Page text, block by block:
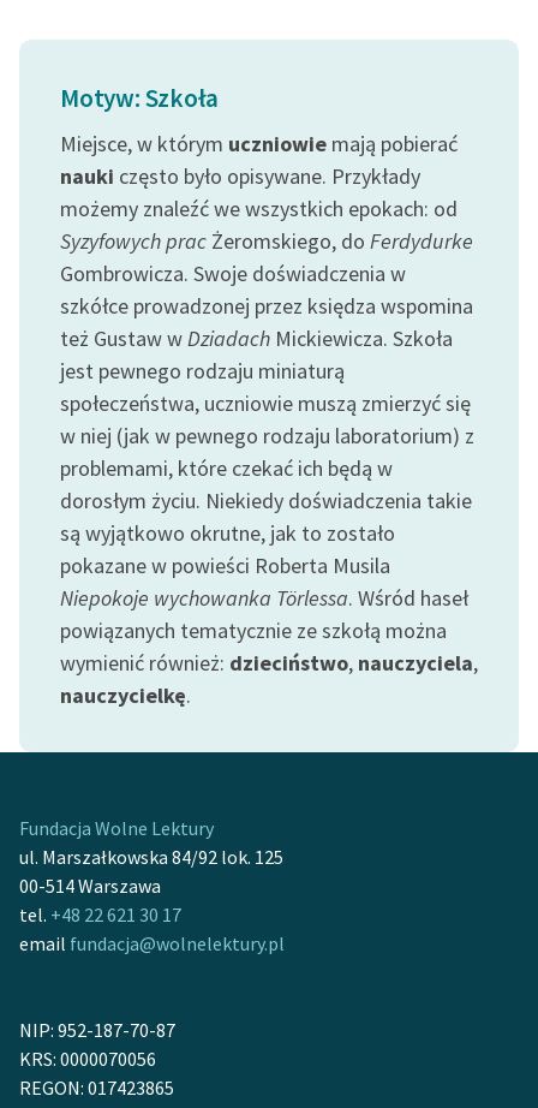
Ręce pełne poezji
Kolekcje edukacyjne
do domeny publicznej,
lektur szkolnych oraz
Starego Testamentu
Odkurzamy bohaterów
Szkoła Poezji Wolnych
Lektur
O nas
Kontakt
O projekcie
Zespół
Zasady wykorzystania
Wolnych Lektur
Logotypy
Materiały promocyjne
Regulamin biblioteki
Dane fundacji i
sprawozdania finansowe
wrażliwych
Deklaracja dostępności
Motyw: Szkoła
Miejsce, w którym uczniowie mają pobierać
nauki często było opisywane. Przykłady
możemy znaleźć we wszystkich epokach: od
Syzyfowych prac Żeromskiego, do Ferdydurke
Gombrowicza. Swoje doświadczenia w
szkółce prowadzonej przez księdza wspomina
też Gustaw wDziadach Mickiewicza. Szkoła
jest pewnego rodzaju miniaturą
społeczeństwa, uczniowie muszą zmierzyć się
w niej (jak w pewnego rodzaju laboratorium) z
problemami, które czekać ich będą w
dorosłym życiu. Niekiedy doświadczenia takie
są wyjątkowo okrutne, jak to zostało
pokazane w powieści Roberta Musila
Niepokoje wychowanka Törlessa. Wśród haseł
powiązanych tematycznie ze szkołą można
wymienić również: dzieciństwo, nauczyciela,
nauczycielkę.
Fundacja Wolne Lektury
ul. Marszałkowska 84/92 lok. 125
00-514 Warszawa
tel. +48 22 621 30 17
email fundacja@wolnelektury.pl
NIP: 952-187-70-87
KRS: 0000070056
REGON: 017423865